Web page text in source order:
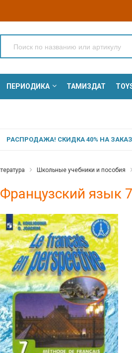
ПЕРИОДИКА ТАМИЗДАТ
РАСПРОДАЖА! СКИДКА 40% НА
Школьные учебники и пособия
Французский язык